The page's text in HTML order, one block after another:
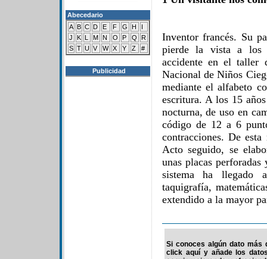
Abecedario
A B C D E F G H
I
J
K L M N O P Q
R
S T U V W X Y Z #
Publicidad
Inventor francés. Su
pierde la vista a los
accidente en el taller
Nacional de Niños
mediante el alfabeto
escritura. A los 15
nocturna, de uso en
código de 12 a 6
contracciones. De
Acto seguido, se
unas placas
sistema ha llegado
taquigrafía,
extendido a la mayor
Si conoces algún dato más
click aquí y añade los